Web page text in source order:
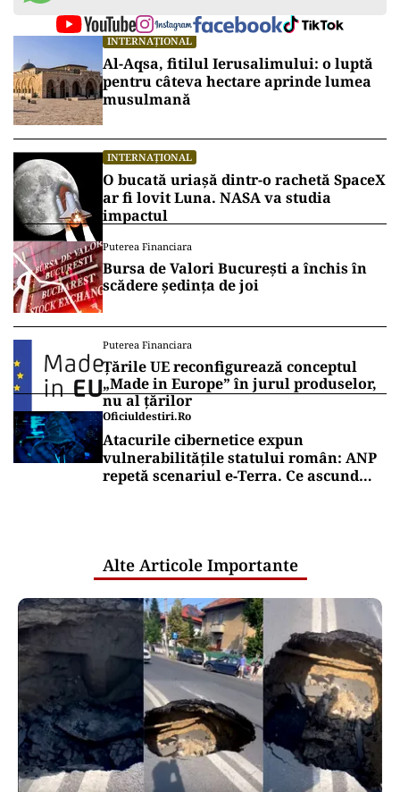
INTERNAȚIONAL
Al-Aqsa, fitilul Ierusalimului: o luptă
pentru câteva hectare aprinde lumea
musulmană
INTERNAȚIONAL
O bucată uriașă dintr-o rachetă SpaceX
ar fi lovit Luna. NASA va studia
impactul
Puterea Financiara
Bursa de Valori București a închis în
scădere ședința de joi
Puterea Financiara
Țările UE reconfigurează conceptul
„Made in Europe” în jurul produselor,
nu al țărilor
Oficiuldestiri.ro
Atacurile cibernetice expun
vulnerabilitățile statului român: ANP
repetă scenariul e‑Terra. Ce ascund
Alte Articole Importante